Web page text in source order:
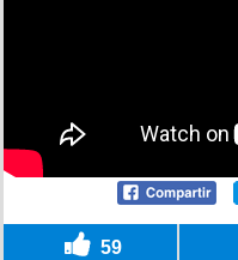
59